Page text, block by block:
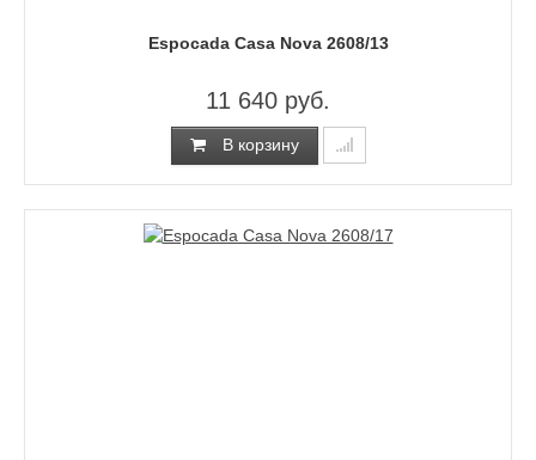
Espocada Casa Nova 2608/13
11 640 руб.
В корзину